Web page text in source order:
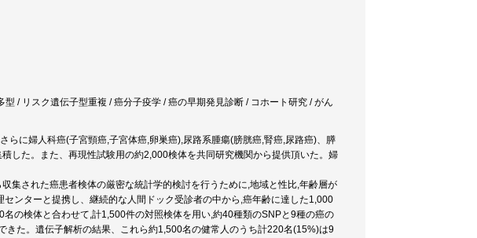
/ リスク遺伝子型重複 / 癌分子疫学 / 癌の早期発見診断 / コホート研究 / がん
らに婦人科癌(子宮頸癌,子宮体癌,卵巣癌),尿路系腫瘍(膀胱癌,腎癌,尿路癌)、膵
した。また、再現性試験用の約2,000検体を共同研究機関から提供頂いた。婦
集された癌患者検体の厳密な統計学的検討を行うために,地域と性比,年齢層が
ンターと提携し、継続的な人間ドック受診者の中から,癌年齢に達した1,000
の検体と合わせて,計1,500件の対照検体を用い,約40種類のSNPと9種の癌の
きた。遺伝子解析の結果、これら約1,500名の健常人のうち計220名(15%)は9